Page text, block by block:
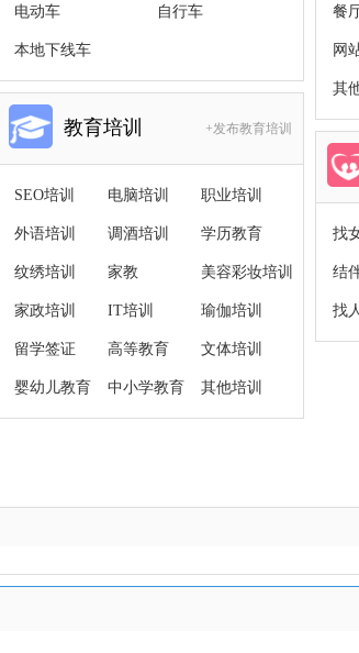
电动车 自行车
本地下线车
教育培训 +发布教育培训
SEO培训 电脑培训 职业培训
外语培训 调酒培训 学历教育
纹绣培训 家教 美容彩妆培训
家政培训 IT培训 瑜伽培训
留学签证 高等教育 文体培训
婴幼儿教育 中小学教育 其他培训
餐
网
其
找
结
找